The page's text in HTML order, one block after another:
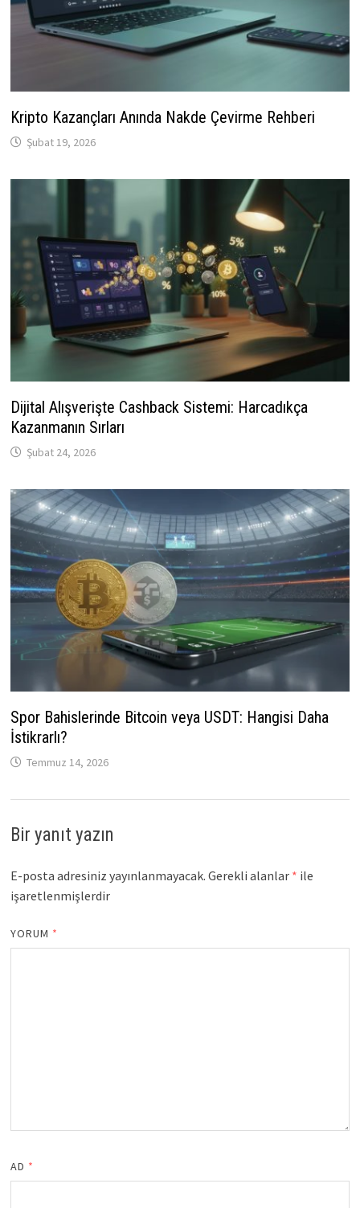
Kripto Kazançları Anında Nakde Çevirme Rehberi
Şubat 19, 2026
Dijital Alışverişte Cashback Sistemi: Harcadıkça
Kazanmanın Sırları
Şubat 24, 2026
Spor Bahislerinde Bitcoin veya USDT: Hangisi Daha
İstikrarlı?
Temmuz 14, 2026
Bir yanıt yazın
E-posta adresiniz yayınlanmayacak. Gerekli alanlar * ile
işaretlenmişlerdir
YORUM *
AD *